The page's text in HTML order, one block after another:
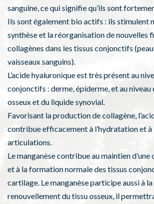
sanguine, ce qui signifie qu’ils sont
Ils sont également bio actifs : ils stimulent
synthèse et la réorganisation de nouvelles
collagènes dans les tissus conjonctifs
vaisseaux sanguins).
L’acide hyaluronique est très présent au
conjonctifs : derme, épiderme, et au
osseux et du liquide synovial.
Favorisant la production de collagène,
contribue efficacement à l’hydratation et à
articulations.
Le manganèse contribue au maintien
et à la formation normale des tissus
cartilage. Le manganèse participe aussi à
renouvellement du tissu osseux, il